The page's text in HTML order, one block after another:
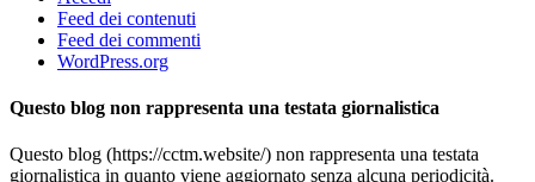
Feed dei contenuti
Feed dei commenti
WordPress.org
Questo blog non rappresenta una testata giornalistica
Questo blog (https://cctm.website/) non rappresenta una testata
giornalistica in quanto viene aggiornato senza alcuna periodicità.